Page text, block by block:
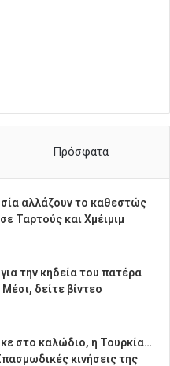
Πρόσφατα
αλλάζουν το καθεστώς
Ταρτούς και Χμέιμιμ
την κηδεία του πατέρα
δείτε βίντεο
στο καλώδιο, η Τουρκία…
κινήσεις της